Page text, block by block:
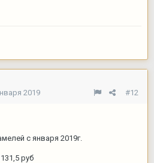
#12
2019
с января 2019г.
руб